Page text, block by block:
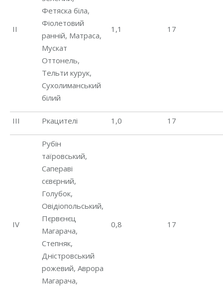
ІІ
Фетяска біла,
Фіолетовий
ранній, Матраса,
Мускат
Оттонель,
Тельти курук,
Сухолиманський
білий
1,1 17
ІІІ Ркацителі 1,0 17
ІV
Рубін
таїровський,
Сапераві
сєвєрний,
Голубок,
Овідіопольський,
Пєрвєнєц
Магарача,
Степняк,
Дністровський
рожевий, Аврора
Магарача,
0,8 17